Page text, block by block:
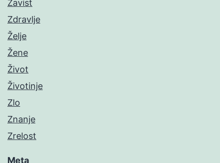
Zavist
Zdravlje
Želje
Žene
Život
Životinje
Zlo
Znanje
Zrelost
Meta